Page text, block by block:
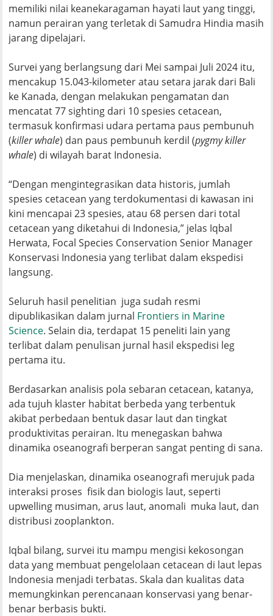
memiliki nilai keanekaragaman hayati laut yang tinggi,
namun perairan yang terletak di Samudra Hindia masih
jarang dipelajari.
Survei yang berlangsung dari Mei sampai Juli 2024 itu,
mencakup 15.043-kilometer atau setara jarak dari Bali
ke Kanada, dengan melakukan pengamatan dan
mencatat 77 sighting dari 10 spesies cetacean,
termasuk konfirmasi udara pertama paus pembunuh
(killer whale) dan paus pembunuh kerdil (pygmy killer
whale) di wilayah barat Indonesia.
“Dengan mengintegrasikan data historis, jumlah
spesies cetacean yang terdokumentasi di kawasan ini
kini mencapai 23 spesies, atau 68 persen dari total
cetacean yang diketahui di Indonesia,” jelas Iqbal
Herwata, Focal Species Conservation Senior Manager
Konservasi Indonesia yang terlibat dalam ekspedisi
langsung.
Seluruh hasil penelitian juga sudah resmi
dipublikasikan dalam jurnal Frontiers in Marine
Science. Selain dia, terdapat 15 peneliti lain yang
terlibat dalam penulisan jurnal hasil ekspedisi leg
pertama itu.
Berdasarkan analisis pola sebaran cetacean, katanya,
ada tujuh klaster habitat berbeda yang terbentuk
akibat perbedaan bentuk dasar laut dan tingkat
produktivitas perairan. Itu menegaskan bahwa
dinamika oseanografi berperan sangat penting di sana.
Dia menjelaskan, dinamika oseanografi merujuk pada
interaksi proses fisik dan biologis laut, seperti
upwelling musiman, arus laut, anomali muka laut, dan
distribusi zooplankton.
Iqbal bilang, survei itu mampu mengisi kekosongan
data yang membuat pengelolaan cetacean di laut lepas
Indonesia menjadi terbatas. Skala dan kualitas data
memungkinkan perencanaan konservasi yang benar-
benar berbasis bukti.